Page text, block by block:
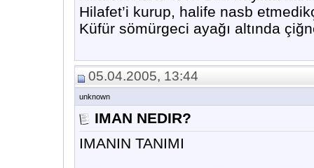
Hilafet’i kurup, halife nasb
Küfür sömürgeci ayağı altında
05.04.2005, 13:44
unknown
IMAN NEDIR?
IMANIN TANIMI